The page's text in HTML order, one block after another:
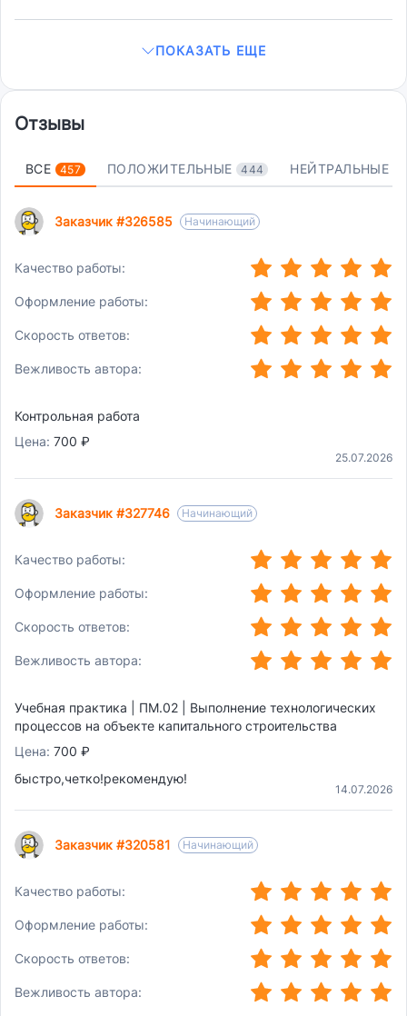
ПОКАЗАТЬ ЕЩЕ
Отзывы
ВСЕ 457 ПОЛОЖИТЕЛЬНЫЕ 444 НЕЙТРАЛЬНЫЕ
25.07.2026
Заказчик #326585 Начинающий
Качество работы: (*)(*) (*) (*) (*)
Оформление работы: (*)(*) (*) (*) (*)
Скорость ответов: (*)(*) (*) (*) (*)
Вежливость автора: (*)(*) (*) (*) (*)
Контрольная работа
Цена: 700 ₽
14.07.2026
Заказчик #327746 Начинающий
Качество работы: (*)(*) (*) (*) (*)
Оформление работы: (*)(*) (*) (*) (*)
Скорость ответов: (*)(*) (*) (*) (*)
Вежливость автора: (*)(*) (*) (*) (*)
Учебная практика | ПМ.02 | Выполнение технологических
процессов на объекте капитального строительства
Цена: 700 ₽
быстро,четко!рекомендую!
Заказчик #320581 Начинающий
Качество работы: (*)(*) (*) (*) (*)
Оформление работы: (*)(*) (*) (*) (*)
Скорость ответов: (*)(*) (*) (*) (*)
Вежливость автора: (*)(*) (*) (*) (*)